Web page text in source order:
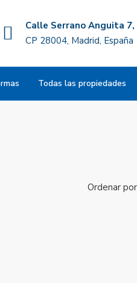
Calle Serrano Anguita 7,
CP 28004, Madrid, España
Todas las propiedades
Ordenar